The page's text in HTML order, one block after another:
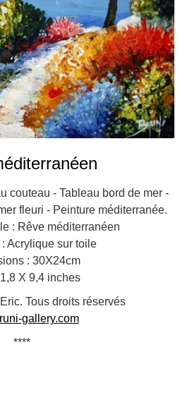
couteau - Tableau bord de mer -
fleuri - Peinture méditerranée.
: Rêve méditerranéen
Acrylique sur toile
: 30X24cm
X 9,4 inches
Tous droits réservés
gallery.com
****